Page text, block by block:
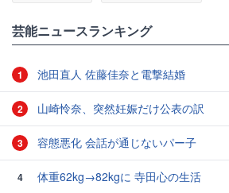
芸能ニュースランキング
1 池田直人 佐藤佳奈と電撃結婚
2 山崎怜奈、突然妊娠だけ公表の訳
3 容態悪化 会話が通じないパー子
4 体重62kg→82kgに 寺田心の生活